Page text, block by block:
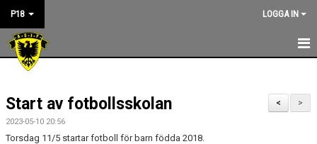
P18 LOGGA IN
NYHETER
KALENDER
KONTAKT
>
<
Start av fotbollsskolan
2023-05-10 20:56
Torsdag 11/5 startar fotboll för barn födda 2018.